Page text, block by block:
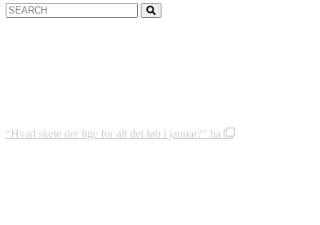
Search
for:
“Hvad skete der lige for alt det løb i januar?” ha